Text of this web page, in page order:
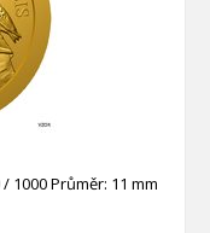
1000 Průměr: 11 mm